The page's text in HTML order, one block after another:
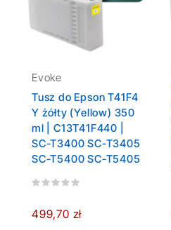
Evoke
Tusz do Epson T41F4
Y żółty (Yellow) 350
ml | C13T41F440 |
SC-T3400 SC-T3405
SC-T5400 SC-T5405
499,70 zł